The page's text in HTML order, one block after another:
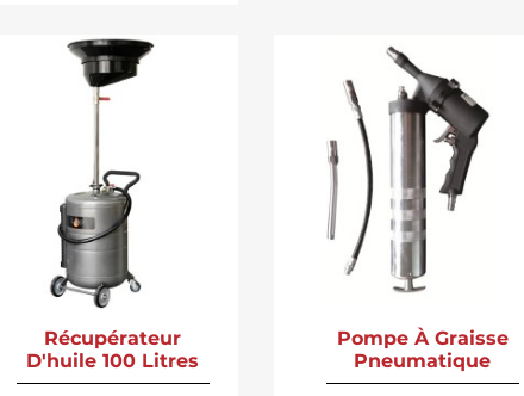
Récupérateur
D'huile 100 Litres
Pompe À Graisse
Pneumatique